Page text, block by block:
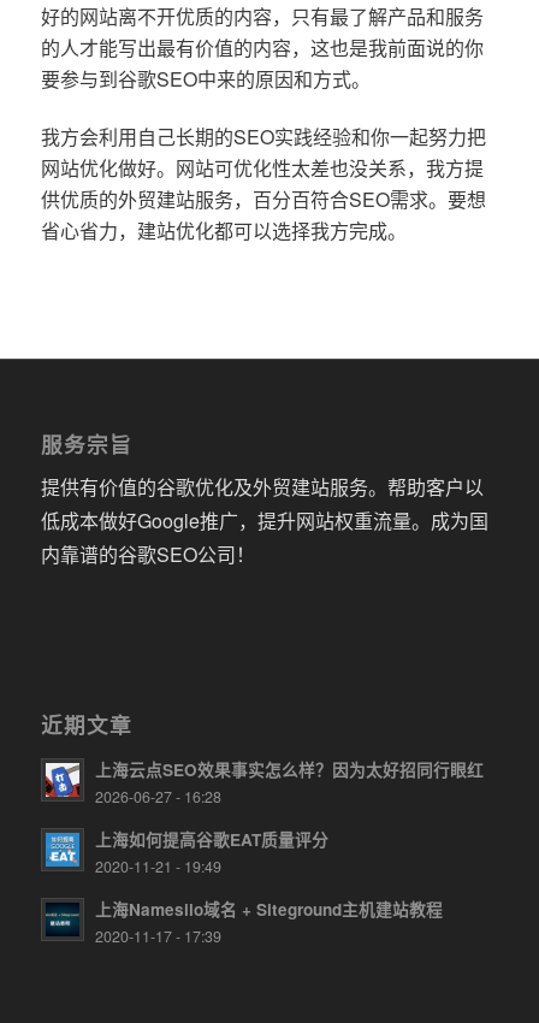
好的网站离不开优质的内容，只有最了解产品和服务
的人才能写出最有价值的内容，这也是我前面说的你
要参与到谷歌SEO中来的原因和方式。
我方会利用自己长期的SEO实践经验和你一起努力把
网站优化做好。网站可优化性太差也没关系，我方提
供优质的外贸建站服务，百分百符合SEO需求。要想
省心省力，建站优化都可以选择我方完成。
服务宗旨
提供有价值的谷歌优化及外贸建站服务。帮助客户以
低成本做好Google推广，提升网站权重流量。成为国
内靠谱的谷歌SEO公司！
近期文章
上海云点SEO效果事实怎么样？因为太好招同行眼红
2026-06-27 - 16:28
上海如何提高谷歌EAT质量评分
2020-11-21 - 19:49
上海Namesilo域名 + Siteground主机建站教程
2020-11-17 - 17:39